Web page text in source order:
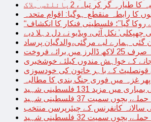
طیارہ گر کر تباہ، 2پائلٹس ہلاک
رابطہ منقطع ہوگیا: اقوام متحدہ
گیا”؛ فلسطینی فنکار کا انکشاف
نکل آئی، ویڈیو نے دل دہلا دیے
گئی ہمارے لیے مرگئی،والدگیان پرساد
فروخت
جانے کے خواہش مندوں کیلئے خوشخبری
قونصلیٹ کے باہر خاتون کی خودسوزی
پھر غزہ میں فوری جنگ بندی کا مطالبہ
مزید 131 فلسطینی شہید
سمیت 37 فلسطینی شہید
سالانہ کانفرنس کے چیئرپرسن منتخب
32 فلسطینی شہید